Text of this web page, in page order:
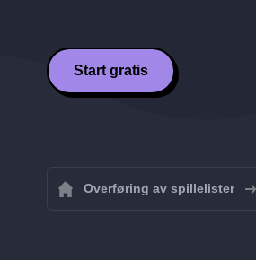
Start gratis
Overføring av spillelister